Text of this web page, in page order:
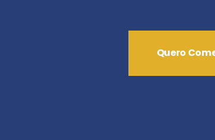
Quero